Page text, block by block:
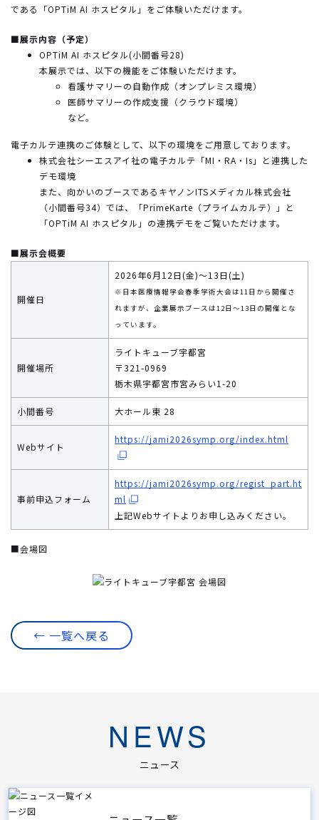
である「OPTiM AI ホスピタル」をご体験いただけます。
■展示内容（予定）
OPTiM AI ホスピタル(小間番号28)
本展示では、以下の機能をご体験いただけます。
看護サマリーの自動作成（オンプレミス環境）
医師サマリーの作成支援（クラウド環境）
など。
電子カルテ連携のご体験として、以下の環境をご用意しております。
株式会社シーエスアイ社の電子カルテ「MI・RA・Is」と連携した
デモ環境
また、向かいのブースであるキヤノンITSメディカル株式会社
（小間番号34）では、「PrimeKarte（プライムカルテ）」と
「OPTiM AI ホスピタル」の連携デモをご覧いただけます。
■展示会概要
開催日
2026年6月12日(金)～13日(土)
※日本医療情報学会春季学術大会は11日から開催さ
れますが、企業展示ブースは12日～13日の開催とな
っています。
開催場所
ライトキューブ宇都宮
〒321-0969
栃木県宇都宮市宮みらい1-20
小間番号 大ホール東 28
Webサイト
https://jami2026symp.org/index.html
事前申込フォーム
https://jami2026symp.org/regist_part.ht
ml
上記Webサイトよりお申し込みください。
■会場図
← 一覧へ戻る
NEWS
ニュース